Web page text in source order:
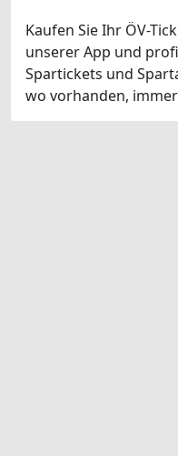
Kaufen Sie Ihr ÖV-
unserer App und
Spartickets und
wo vorhanden,